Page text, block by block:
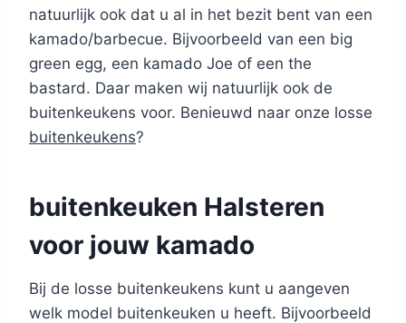
natuurlijk ook dat u al in het bezit bent van een
kamado/barbecue. Bijvoorbeeld van een big
green egg, een kamado Joe of een the
bastard. Daar maken wij natuurlijk ook de
buitenkeukens voor. Benieuwd naar onze losse
buitenkeukens?
buitenkeuken Halsteren
voor jouw kamado
Bij de losse buitenkeukens kunt u aangeven
welk model buitenkeuken u heeft. Bijvoorbeeld